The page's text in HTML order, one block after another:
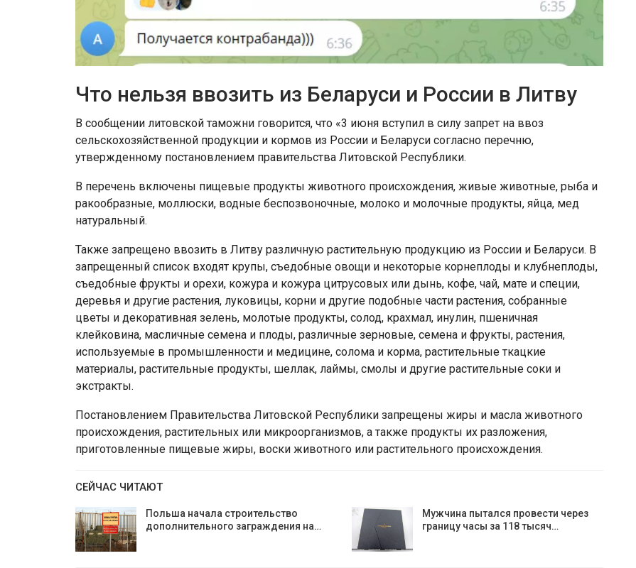
Что нельзя ввозить из Беларуси и России в Литву
В сообщении литовской таможни говорится, что «3 июня вступил в силу запрет на ввоз
сельскохозяйственной продукции и кормов из России и Беларуси согласно перечню,
утвержденному постановлением правительства Литовской Республики.
В перечень включены пищевые продукты животного происхождения, живые животные, рыба и
ракообразные, моллюски, водные беспозвоночные, молоко и молочные продукты, яйца, мед
натуральный.
Также запрещено ввозить в Литву различную растительную продукцию из России и Беларуси. В
запрещенный список входят крупы, съедобные овощи и некоторые корнеплоды и клубнеплоды,
съедобные фрукты и орехи, кожура и кожура цитрусовых или дынь, кофе, чай, мате и специи,
деревья и другие растения, луковицы, корни и другие подобные части растения, собранные
цветы и декоративная зелень, молотые продукты, солод, крахмал, инулин, пшеничная
клейковина, масличные семена и плоды, различные зерновые, семена и фрукты, растения,
используемые в промышленности и медицине, солома и корма, растительные ткацкие
материалы, растительные продукты, шеллак, лаймы, смолы и другие растительные соки и
экстракты.
Постановлением Правительства Литовской Республики запрещены жиры и масла животного
происхождения, растительных или микроорганизмов, а также продукты их разложения,
приготовленные пищевые жиры, воски животного или растительного происхождения.
СЕЙЧАС ЧИТАЮТ
Польша начала строительство
дополнительного заграждения на…
Мужчина пытался провести через
границу часы за 118 тысяч…